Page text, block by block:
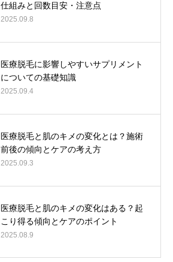
仕組みと回数目安・注意点
2025.09.8
医療脱毛に影響しやすいサプリメント
についての基礎知識
2025.09.4
医療脱毛と肌のキメの変化とは？施術
前後の傾向とケアの考え方
2025.09.3
医療脱毛と肌のキメの変化はある？起
こり得る傾向とケアのポイント
2025.08.9